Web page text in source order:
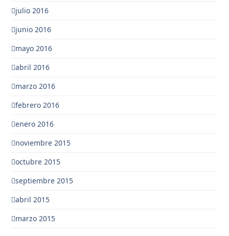
julio 2016
junio 2016
mayo 2016
abril 2016
marzo 2016
febrero 2016
enero 2016
noviembre 2015
octubre 2015
septiembre 2015
abril 2015
marzo 2015